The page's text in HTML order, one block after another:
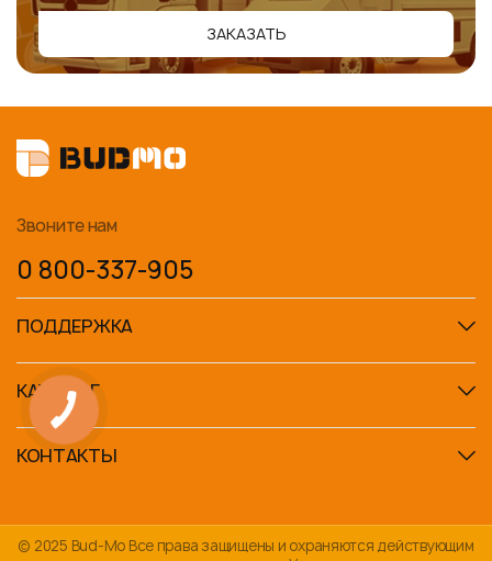
ЗАКАЗАТЬ
Звоните нам
0 800-337-905
ПОДДЕРЖКА
КАТАЛОГ
КОНТАКТЫ
© 2025 Bud-Mo Все права защищены и охраняются действующим